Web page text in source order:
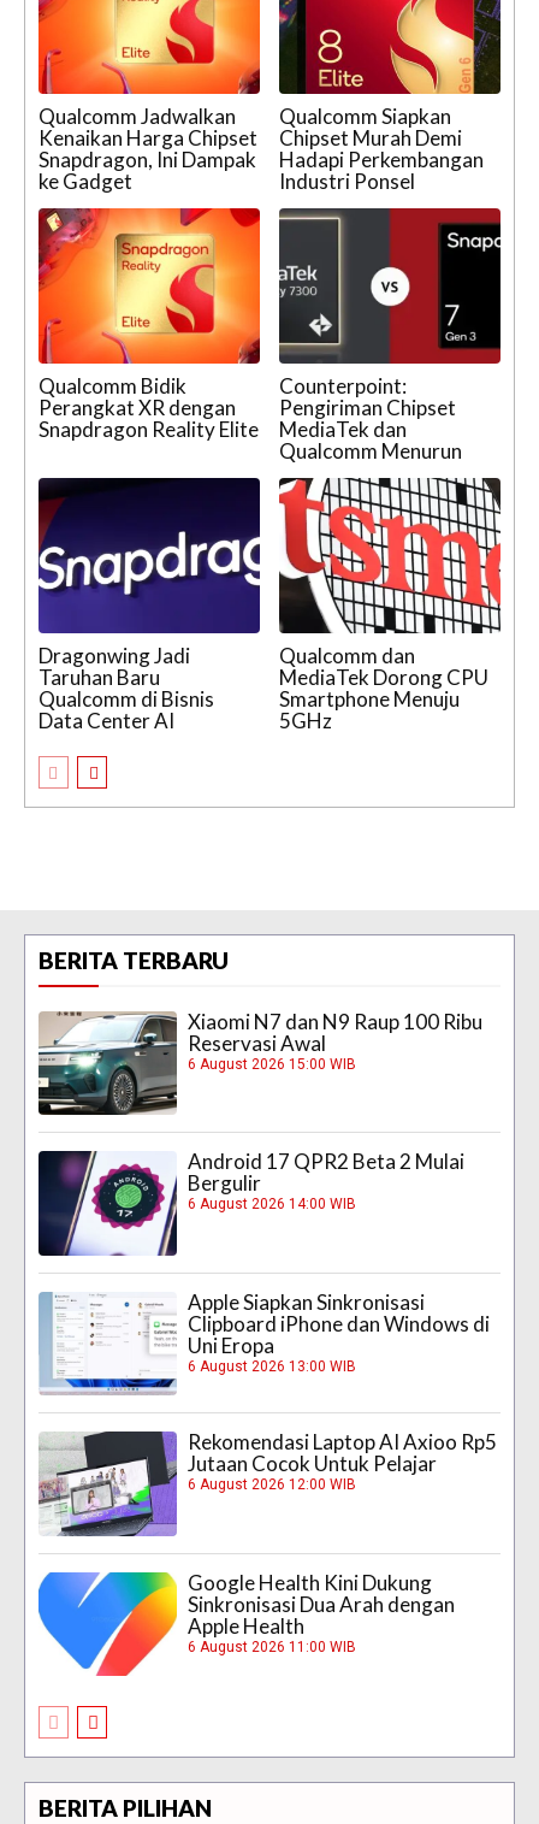
Qualcomm Jadwalkan
Kenaikan Harga Chipset
Snapdragon, Ini Dampak
ke Gadget
Qualcomm Siapkan
Chipset Murah Demi
Hadapi Perkembangan
Industri Ponsel
Qualcomm Bidik
Perangkat XR dengan
Snapdragon Reality Elite
Counterpoint:
Pengiriman Chipset
MediaTek dan
Qualcomm Menurun
Dragonwing Jadi
Taruhan Baru
Qualcomm di Bisnis
Data Center AI
Qualcomm dan
MediaTek Dorong CPU
Smartphone Menuju
5GHz
BERITA TERBARU
Xiaomi N7 dan N9 Raup 100 Ribu
Reservasi Awal
6 August 2026 15:00 WIB
Android 17 QPR2 Beta 2 Mulai
Bergulir
6 August 2026 14:00 WIB
Apple Siapkan Sinkronisasi
Clipboard iPhone dan Windows di
Uni Eropa
6 August 2026 13:00 WIB
Rekomendasi Laptop AI Axioo Rp5
Jutaan Cocok Untuk Pelajar
6 August 2026 12:00 WIB
Google Health Kini Dukung
Sinkronisasi Dua Arah dengan
Apple Health
6 August 2026 11:00 WIB
BERITA PILIHAN